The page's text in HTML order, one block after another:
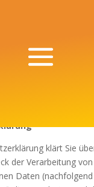
klärt Sie
der Verarbeitung von
Daten (nachfolgend